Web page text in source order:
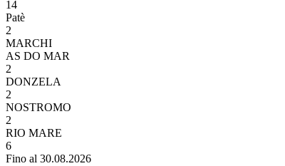
14
Patè
2
MARCHI
AS DO MAR
2
DONZELA
2
NOSTROMO
2
RIO MARE
6
Fino al 30.08.2026